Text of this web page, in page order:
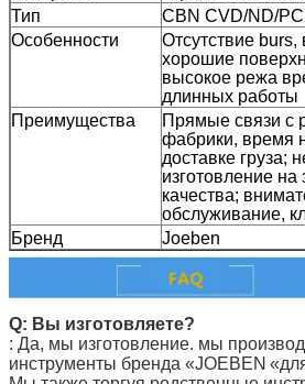
Тип
CBN CVD/ND/
Особенности
Отсутствие burs,
хорошие
высокое режа
длинных работы
Преимущества
Прямые связи с
фабрики, время
доставке груза;
изготовление на
качества;
обслуживание,
Бренд
Joeben
Q: Вы изготовляете?
: Да, мы изготовление. мы
инструменты бренда «JOEBEN